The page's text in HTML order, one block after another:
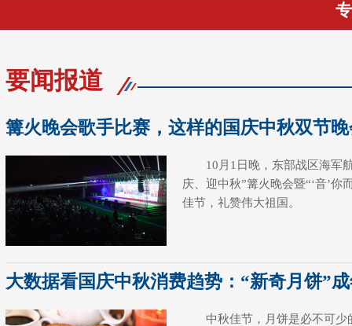
要闻报道
篝火晚会歌手比赛，这样的国庆中秋双节
10月1日晚，东部战区海军
庆、迎中秋”篝火晚会暨“‘音’
佳节，礼赞伟大祖国。
大数据看国庆中秋消费趋势：“新奇月饼”
中秋佳节，月饼是必不可